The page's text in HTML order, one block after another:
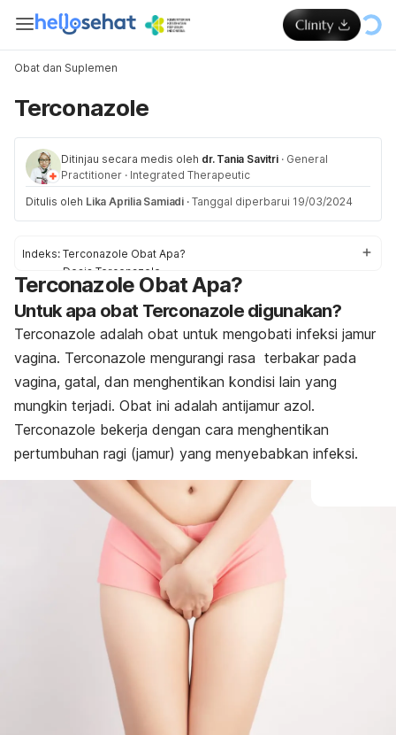
Obat dan Suplemen
Terconazole
Ditinjau secara medis oleh dr. Tania Savitri · General
Practitioner · Integrated Therapeutic
Ditulis oleh Lika Aprilia Samiadi · Tanggal diperbarui 19/03/2024
Indeks: Terconazole Obat Apa?
Dosis Terconazole
Efek samping Terconazole
Peringatan dan Perhatian Obat Terconazole
Interaksi Obat Terconazole
Terconazole Obat Apa?
Untuk apa obat Terconazole digunakan?
Terconazole adalah obat untuk mengobati infeksi jamur
vagina. Terconazole mengurangi rasa terbakar pada
vagina, gatal, dan menghentikan kondisi lain yang
mungkin terjadi. Obat ini adalah antijamur azol.
Terconazole bekerja dengan cara menghentikan
pertumbuhan ragi (jamur) yang menyebabkan infeksi.